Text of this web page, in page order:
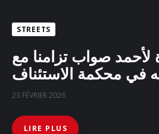
STREETS
صواب تزامنا مع
في محكمة الاستئناف
23 FÉVRIER 2026
LIRE PLUS